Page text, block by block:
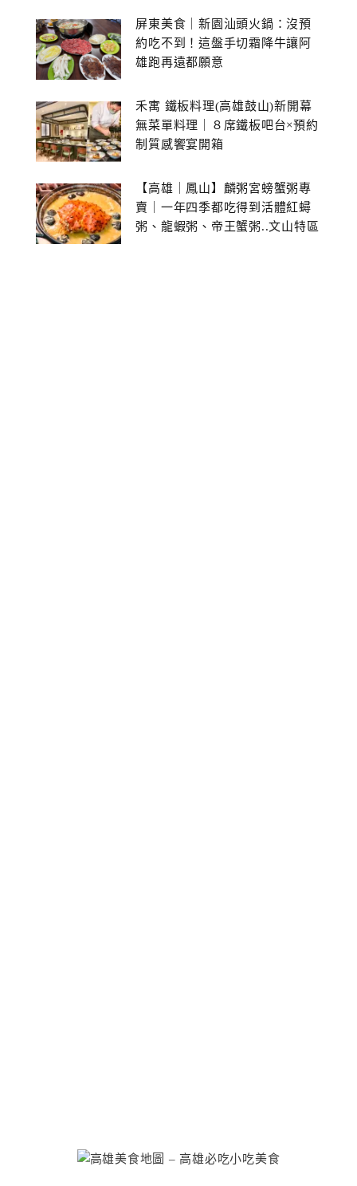
屏東美食｜新園汕頭火鍋：沒預
約吃不到！這盤手切霜降牛讓阿
雄跑再遠都願意
禾寓 鐵板料理(高雄鼓山)新開幕
無菜單料理｜８席鐵板吧台×預約
制質感饗宴開箱
【高雄｜鳳山】麟粥宮螃蟹粥專
賣｜一年四季都吃得到活體紅蟳
粥、龍蝦粥、帝王蟹粥..文山特區